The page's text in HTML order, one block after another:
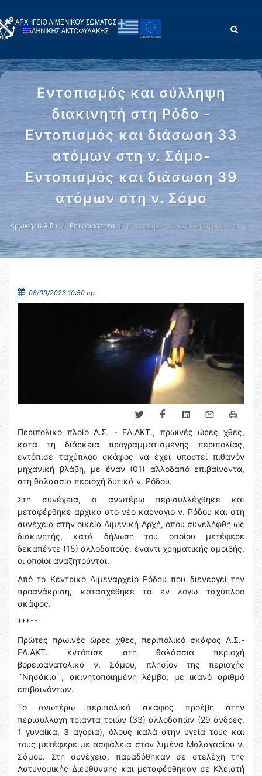
Εντοπισμός και σύλληψη
διακινητή στη Ρόδο -
Εντοπισμός και διάσωση 33
ατόμων στη ν. Σάμο-
Εντοπισμός και διάσωση 39
ατόμων στη ν. Σάμο
Αρχική σελίδα Επικαιρότητα Εντοπισμός και σύλληψη διακινητή …
08/09/2023 10:50 πμ.
Περιπολικό πλοίο Λ.Σ. - ΕΛ.ΑΚΤ., πρωινές ώρες χθες,
κατά τη διάρκεια προγραμματισμένης περιπολίας,
εντόπισε ταχύπλοο σκάφος να έχει υποστεί πιθανόν
μηχανική βλάβη, με έναν (01) αλλοδαπό επιβαίνοντα,
στη θαλάσσια περιοχή δυτικά ν. Ρόδου.
Στη συνέχεια, ο ανωτέρω περισυλλέχθηκε και
μεταφέρθηκε αρχικά στο νέο καρνάγιο ν. Ρόδου και στη
συνέχεια στην οικεία Λιμενική Αρχή, όπου συνελήφθη ως
διακινητής, κατά δήλωση του οποίου μετέφερε
δεκαπέντε (15) αλλοδαπούς, έναντι χρηματικής αμοιβής,
οι οποίοι αναζητούνται.
Από το Κεντρικό Λιμεναρχείο Ρόδου που διενεργεί την
προανάκριση, κατασχέθηκε το εν λόγω ταχύπλοο
σκάφος.
*****
Πρώτες πρωινές ώρες χθες, περιπολικό σκάφος Λ.Σ.-
ΕΛ.ΑΚΤ. εντόπισε στη θαλάσσια περιοχή
βορειοανατολικά ν. Σάμου, πλησίον της περιοχής
¨Νησάκια¨, ακινητοποιημένη λέμβο, με ικανό αριθμό
επιβαινόντων.
Το ανωτέρω περιπολικό σκάφος προέβη στην
περισυλλογή τριάντα τριών (33) αλλοδαπών (29 άνδρες,
1 γυναίκα, 3 αγόρια), όλους καλά στην υγεία τους και
τους μετέφερε με ασφάλεια στον λιμένα Μαλαγαρίου ν.
Σάμου. Στη συνέχεια, παραδόθηκαν σε στελέχη της
Αστυνομικής Διεύθυνσης και μεταφέρθηκαν σε Κλειστή